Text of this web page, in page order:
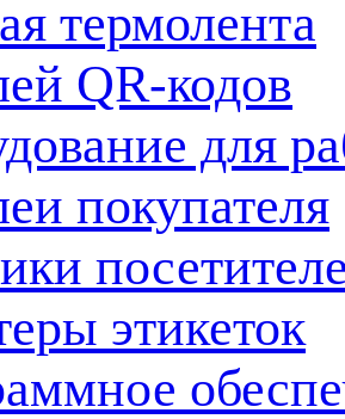
термолента
QR-кодов
для
покупателя
этикеток